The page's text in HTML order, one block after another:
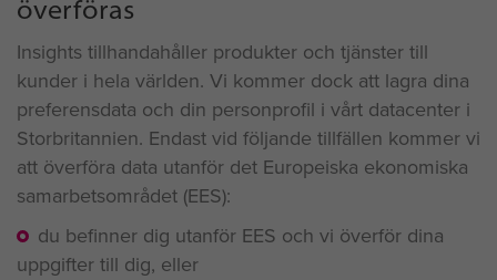
överföras
Insights tillhandahåller produkter och tjänster till
kunder i hela världen. Vi kommer dock att lagra dina
preferensdata och din personprofil i vårt datacenter i
Storbritannien. Endast vid följande tillfällen kommer vi
att överföra data utanför det Europeiska ekonomiska
samarbetsområdet (EES):
du befinner dig utanför EES och vi överför dina
uppgifter till dig, eller